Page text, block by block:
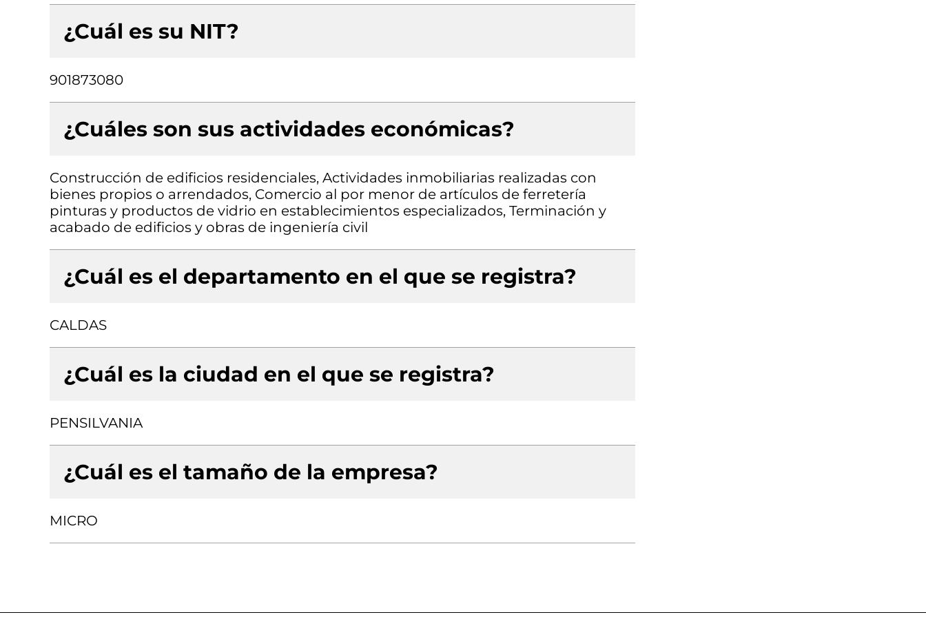
¿Cuál es su NIT?
901873080
¿Cuáles son sus actividades económicas?
Construcción de edificios residenciales, Actividades inmobiliarias realizadas con
bienes propios o arrendados, Comercio al por menor de artículos de ferretería
pinturas y productos de vidrio en establecimientos especializados, Terminación y
acabado de edificios y obras de ingeniería civil
¿Cuál es el departamento en el que se registra?
CALDAS
¿Cuál es la ciudad en el que se registra?
PENSILVANIA
¿Cuál es el tamaño de la empresa?
MICRO